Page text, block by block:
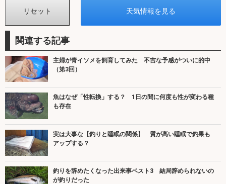
関連する記事
主婦が青イソメを飼育してみた 不吉な予感がついに的中
（第3回）
魚はなぜ「性転換」する？ 1日の間に何度も性が変わる種
も存在
実は大事な【釣りと睡眠の関係】 質が高い睡眠で釣果も
アップする？
釣りを辞めたくなった出来事ベスト3 結局辞められないの
が釣りだった